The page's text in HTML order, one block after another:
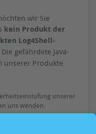
wir Sie
kein Produkt der
Log4Shell-
gefährdete Java-
unserer Produkte
unserer
uns wenden.